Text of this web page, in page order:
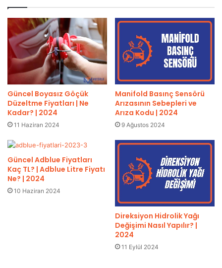
Güncel Boyasız Göçük
Düzeltme Fiyatları | Ne
Kadar? | 2024
11 Haziran 2024
Manifold Basınç Sensörü
Arızasının Sebepleri ve
Arıza Kodu | 2024
9 Ağustos 2024
Güncel Adblue Fiyatları
Kaç TL? | Adblue Litre Fiyatı
Ne? | 2024
10 Haziran 2024
Direksiyon Hidrolik Yağı
Değişimi Nasıl Yapılır? |
2024
11 Eylül 2024